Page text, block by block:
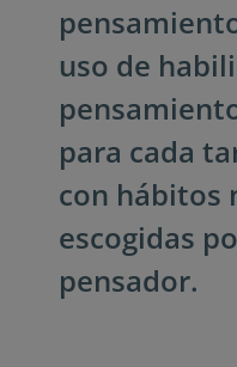
uso de
para cada
con hábitos
escogidas
pensador.